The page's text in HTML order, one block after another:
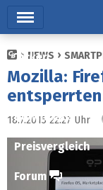
Ticker
Tests
Downloads
Preisvergleich
Forum
NEWS
Mozilla:
18.7.2015 22:27 Uhr